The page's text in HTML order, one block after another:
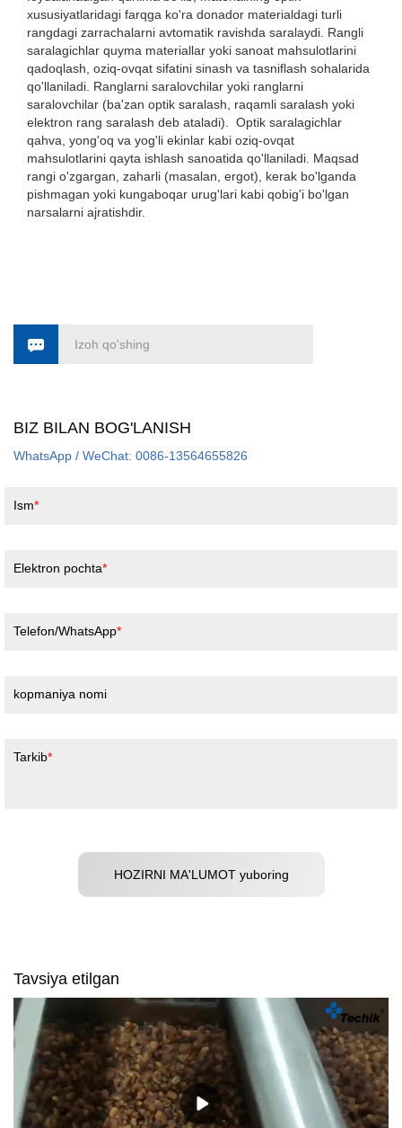
xususiyatlaridagi farqga ko'ra donador materialdagi turli
rangdagi zarrachalarni avtomatik ravishda saralaydi. Rangli
saralagichlar quyma materiallar yoki sanoat mahsulotlarini
qadoqlash, oziq-ovqat sifatini sinash va tasniflash sohalarida
qo'llaniladi. Ranglarni saralovchilar yoki ranglarni
saralovchilar (ba'zan optik saralash, raqamli saralash yoki
elektron rang saralash deb ataladi). Optik saralagichlar
qahva, yong'oq va yog'li ekinlar kabi oziq-ovqat
mahsulotlarini qayta ishlash sanoatida qo'llaniladi. Maqsad
rangi o'zgargan, zaharli (masalan, ergot), kerak bo'lganda
pishmagan yoki kungaboqar urug'lari kabi qobig'i bo'lgan
narsalarni ajratishdir.
Izoh qo'shing
BIZ BILAN BOG'LANISH
WhatsApp / WeChat: 0086-13564655826
Ism
Elektron pochta
Telefon/WhatsApp
kopmaniya nomi
Tarkib
HOZIRNI MA'LUMOT yuboring
Tavsiya etilgan